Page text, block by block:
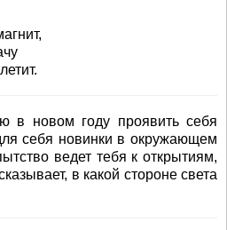
новом году проявить себя
себя новинки в окружающем
ведет тебя к открытиям,
в какой стороне света